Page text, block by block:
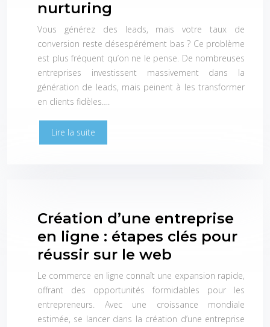
nurturing
Vous générez des leads, mais votre taux de
conversion reste désespérément bas ? Ce problème
est plus fréquent qu’on ne le pense. De nombreuses
entreprises investissent massivement dans la
génération de leads, mais peinent à les transformer
en clients fidèles….
Lire la suite
Création d’une entreprise
en ligne : étapes clés pour
réussir sur le web
Le commerce en ligne connaît une expansion rapide,
offrant des opportunités formidables pour les
entrepreneurs. Avec une croissance mondiale
estimée, se lancer dans la création d’une entreprise